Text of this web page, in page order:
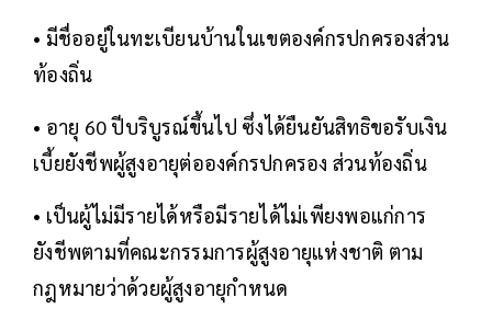
• มีชื่ออยู่ในทะเบียนบ้านในเขตองค์กรปกครองส่วน
ท้องถิ่น
• อายุ 60 ปีบริบูรณ์ขึ้นไป ซึ่งได้ยืนยันสิทธิขอรับเงิน
เบี้ยยังชีพผู้สูงอายุต่อองค์กรปกครอง ส่วนท้องถิ่น
• เป็นผู้ไม่มีรายได้หรือมีรายได้ไม่เพียงพอแก่การ
ยังชีพตามที่คณะกรรมการผู้สูงอายุแห่งชาติ ตาม
กฎหมายว่าด้วยผู้สูงอายุกำหนด